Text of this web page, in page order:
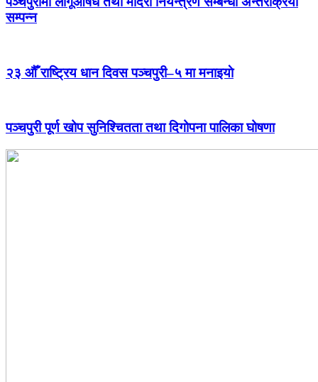
सम्पन्न
२३ औँ राष्ट्रिय धान दिवस पञ्चपुरी–५ मा मनाइयाे
पञ्चपुरी पूर्ण खोप सुनिश्चितता तथा दिगोपना पालिका घोषणा